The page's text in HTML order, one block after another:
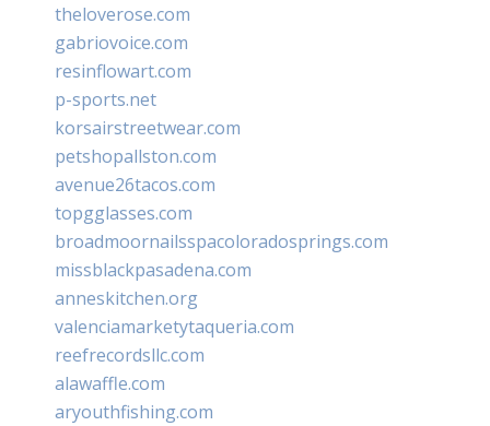
theloverose.com
gabriovoice.com
resinflowart.com
p-sports.net
korsairstreetwear.com
petshopallston.com
avenue26tacos.com
topgglasses.com
broadmoornailsspacoloradosprings.com
missblackpasadena.com
anneskitchen.org
valenciamarketytaqueria.com
reefrecordsllc.com
alawaffle.com
aryouthfishing.com